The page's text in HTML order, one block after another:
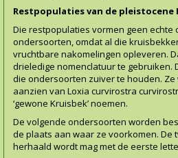
Restpopulaties van de pleistocene
Die restpopulaties vormen geen echte
ondersoorten, omdat al die
vruchtbare nakomelingen opleveren.
drieledige nomenclatuur te gebruiken.
die ondersoorten zuiver te houden.
aanzien van Loxia curvirostra
‘gewone Kruisbek’ noemen.
De volgende ondersoorten worden
de plaats aan waar ze voorkomen. De
herhaald wordt mag met de eerste